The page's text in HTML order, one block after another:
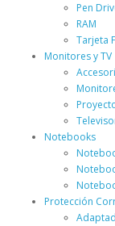
Pen
RAM
Tarjeta
Monitores y TV
Notebooks
Protección